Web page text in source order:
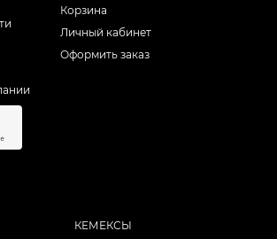
Корзина
Личный кабинет
Оформить заказ
КЕМЕКСЫ